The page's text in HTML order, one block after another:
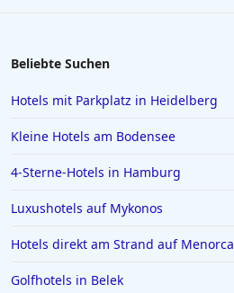
Hotels in Österreich
Hotels in Mainz
Hotels in Zürich
Hotels in Verona
Beliebte Suchen
Hotels mit Parkplatz in Heidelberg
Kleine Hotels am Bodensee
4-Sterne-Hotels in Hamburg
Luxushotels auf Mykonos
Hotels direkt am Strand auf Menorca
Golfhotels in Belek